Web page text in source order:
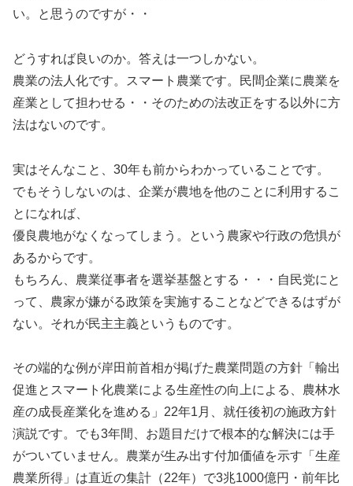
い。と思うのですが・・
どうすれば良いのか。答えは一つしかない。
農業の法人化です。スマート農業です。民間企業に農業を
産業として担わせる・・そのための法改正をする以外に方
法はないのです。
実はそんなこと、30年も前からわかっていることです。
でもそうしないのは、企業が農地を他のことに利用するこ
とになれば、
優良農地がなくなってしまう。という農家や行政の危惧が
あるからです。
もちろん、農業従事者を選挙基盤とする・・・自民党にと
って、農家が嫌がる政策を実施することなどできるはずが
ない。それが民主主義というものです。
その端的な例が岸田前首相が掲げた農業問題の方針「輸出
促進とスマート化農業による生産性の向上による、農林水
産の成長産業化を進める」22年1月、就任後初の施政方針
演説です。でも3年間、お題目だけで根本的な解決には手
がついていません。農業が生み出す付加価値を示す「生産
農業所得」は直近の集計（22年）で3兆1000億円・前年比